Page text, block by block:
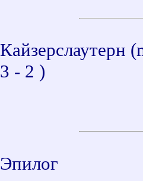
Кайзерслаутерн
3 - 2 )
Эпилог